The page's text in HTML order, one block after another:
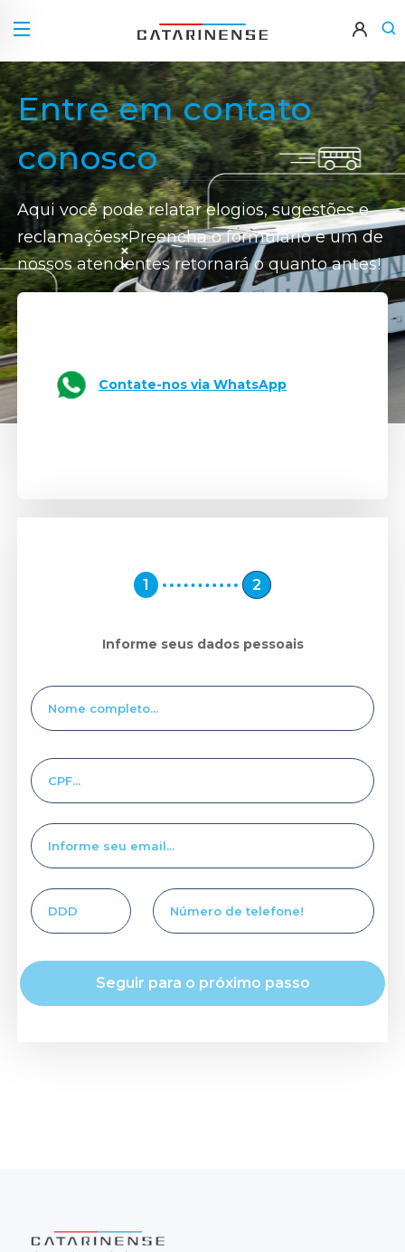
Entre em contato
conosco
Aqui você pode relatar elogios, sugestões e
reclamações. Preencha o formulário e um de
nossos atendentes retornará o quanto antes!
Contate-nos via WhatsApp
1 2
Informe seus dados pessoais
Seguir para o próximo passo